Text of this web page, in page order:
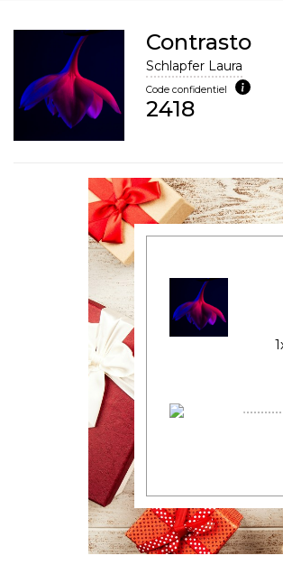
Contrasto
Schlapfer Laura
Code confidentiel
2418
1